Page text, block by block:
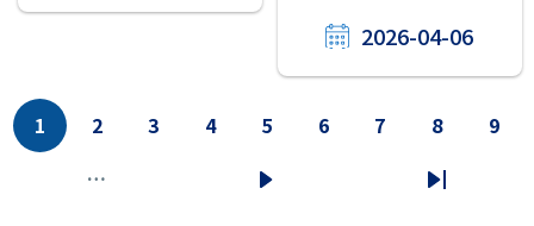
2026-04-06
分
页当
1
页
面
2
页
3
页
4
页
面
5
页
6
页
7
页
面
8
页
9
…
下
末